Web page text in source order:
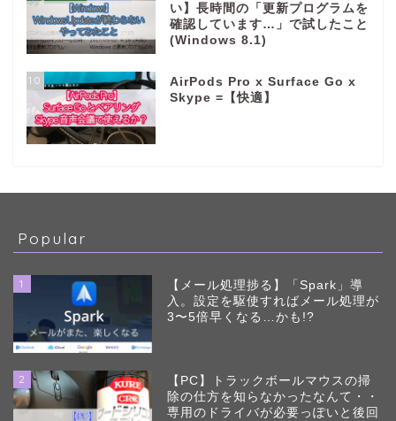
い】長時間の「更新プログラムを
確認しています…」で試したこと
(Windows 8.1)
10
AirPods Pro x Surface Go x
Skype =【快適】
Popular
1
【メール処理捗る】「Spark」導
入。設定を駆使すればメール処理が
3〜5倍早くなる…かも!?
2
【PC】トラックボールマウスの掃
除の仕方を知らなかったなんて・・
専用のドライバが必要っぽいと後回